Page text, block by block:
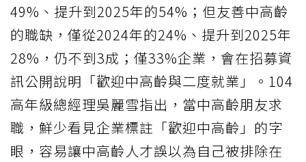
49%、提升到2025年的54%；但友善中高齡
的職缺，僅從2024年的24%、提升到2025年
28%，仍不到3成；僅33%企業，會在招募資
訊公開說明「歡迎中高齡與二度就業」。104
高年級總經理吳麗雪指出，當中高齡朋友求
職，鮮少看見企業標註「歡迎中高齡」的字
眼，容易讓中高齡人才誤以為自己被排除在